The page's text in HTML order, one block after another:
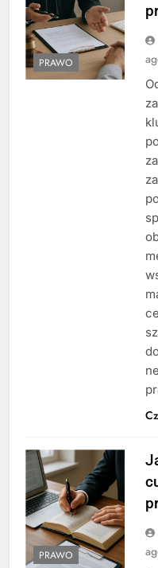
PRAWO
PRAWO